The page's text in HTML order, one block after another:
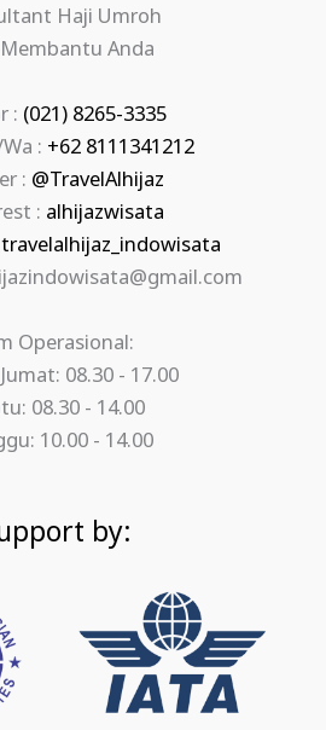
Haji Umroh
Anda
: (021) 8265-3335
: +62 8111341212
: @TravelAlhijaz
: alhijazwisata
travelalhijaz_indowisata
Operasional:
08.30 - 17.00
08.30 - 14.00
10.00 - 14.00
by: